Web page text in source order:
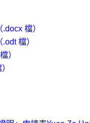
.docx 檔）
檔）
）